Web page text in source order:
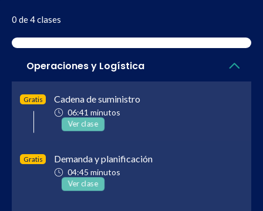
0 de 4 clases
Operaciones y Logística
Gratis Cadena de suministro
06:41 minutos
Ver clase
Gratis Demanda y planificación
04:45 minutos
Ver clase